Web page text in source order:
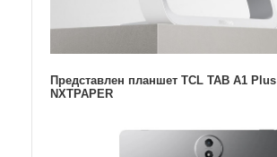
Представлен планшет TCL TAB A1 Plus
NXTPAPER